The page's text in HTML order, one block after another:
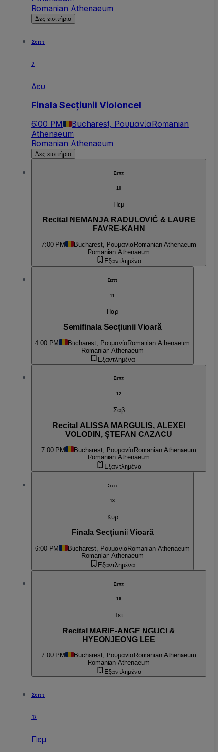
Romanian Athenaeum
Δες εισιτήρια
Σεπτ
7
Δευ
Finala Secțiunii Violoncel
6:00 PM Bucharest, ΡουμανίαRomanian
Athenaeum
Romanian Athenaeum
Δες εισιτήρια
Σεπτ
10
Πεμ
Recital NEMANJA RADULOVIĆ & LAURE
FAVRE-KAHN
7:00 PM Bucharest, Ρουμανία Romanian Athenaeum
Romanian Athenaeum
Εξαντλημένα
Σεπτ
11
Παρ
Semifinala Secțiunii Vioară
4:00 PM Bucharest, ΡουμανίαRomanian Athenaeum
Romanian Athenaeum
Εξαντλημένα
Σεπτ
12
Σαβ
Recital ALISSA MARGULIS, ALEXEI
VOLODIN, ȘTEFAN CAZACU
7:00 PM Bucharest, Ρουμανία Romanian Athenaeum
Romanian Athenaeum
Εξαντλημένα
Σεπτ
13
Κυρ
Finala Secțiunii Vioară
6:00 PM Bucharest, Ρουμανία Romanian Athenaeum
Romanian Athenaeum
Εξαντλημένα
Σεπτ
16
Τετ
Recital MARIE-ANGE NGUCI &
HYEONJEONG LEE
7:00 PM Bucharest, Ρουμανία Romanian Athenaeum
Romanian Athenaeum
Εξαντλημένα
Σεπτ
17
Πεμ